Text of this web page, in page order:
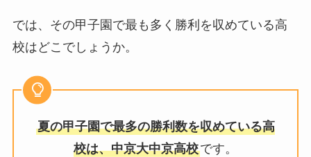
では、その甲子園で最も多く勝利を収めている高
校はどこでしょうか。
夏の甲子園で最多の勝利数を収めている高
校は、中京大中京高校です。